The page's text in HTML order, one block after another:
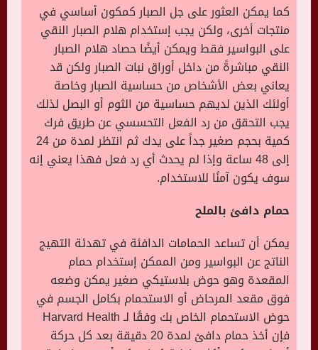
كما يمكن العثور على جل الصبار كمكون أساسي في
منتجات أخرى، ولكن يجب إستخدام هلام الصبار النقي
على البواسير فقط ويمكن أيضًا حصاد هلام الصبار
النقي مباشرةً من داخل أوراق نبات الصبار ولكن قد
يعاني بعض الأشخاص من حساسية الصبار وخاصة
أولئك الذين لديهم حساسية من الثوم أو البصل لذلك
يجب التحقق من رد الفعل التحسسي عن طريق فرك
كمية بحجم صغير جداً على يدك ثم انتظر لمدة من 24
إلى 48 ساعة وإذا لم يحدث أي رد فعل فهذا يعني إنه
سوف يكون آمنًا للاستخدام.
حمام دافئ بالملح
يمكن أن تساعد الحمامات الدافئة في تهدئة التهيج
الناتج عن البواسير ومن الممكن إستخدام حمام
المقعدة وهو حوض بلاستيكي صغير يمكن وضعه
فوق مقعد المرحاض أو الاستحمام بكامل الجسم في
حوض الاستحمام الخاص بك وفقًا لـ Harvard Health
فإن أخذ حمام دافئ لمدة 20 دقيقة بعد كل حركة